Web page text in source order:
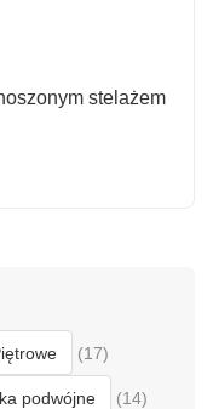
stelażem
(17)
podwójne (14)